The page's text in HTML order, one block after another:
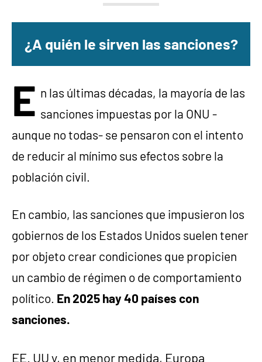
¿A quién le sirven las sanciones?
E n las últimas décadas, la mayoría de las
sanciones impuestas por la ONU -
aunque no todas- se pensaron con el intento
de reducir al mínimo sus efectos sobre la
población civil.
En cambio, las sanciones que impusieron los
gobiernos de los Estados Unidos suelen tener
por objeto crear condiciones que propicien
un cambio de régimen o de comportamiento
político. En 2025 hay 40 países con
sanciones.
EE. UU y, en menor medida, Europa